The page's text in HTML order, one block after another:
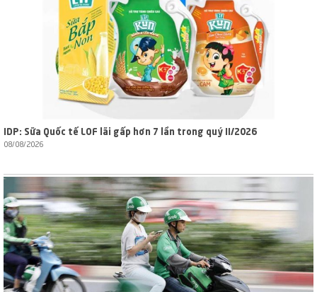
IDP: Sữa Quốc tế LOF lãi gấp hơn 7 lần trong quý II/2026
08/08/2026